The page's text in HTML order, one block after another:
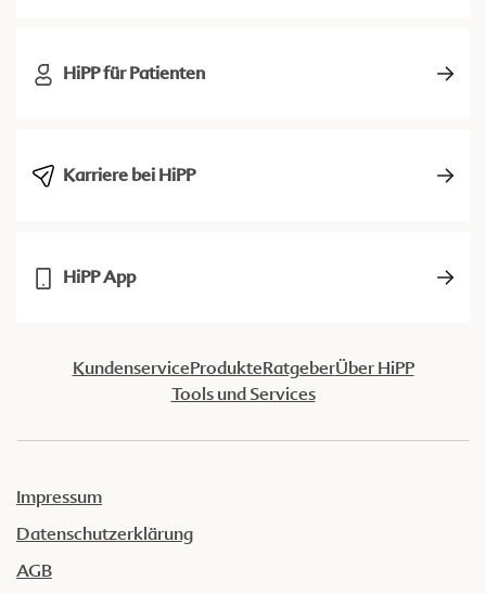
HiPP für Patienten
Karriere bei HiPP
HiPP App
KundenserviceProdukteRatgeberÜber HiPP
Tools und Services
Impressum
Datenschutzerklärung
AGB